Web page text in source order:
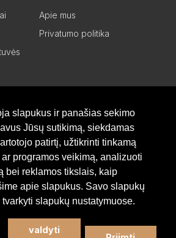
slapukus ir panašias sekimo
Jūsų sutikimą, siekdamas
patirtį, užtikrinti tinkamą
programos veikimą, analizuoti
bei reklamos tikslais, kaip
apie slapukus. Savo slapukų
slapukų nustatymuose.
valdyti
Apie mus
Privatumo politika
Pageidavimų sąrašas
Basket
Privatumo politika